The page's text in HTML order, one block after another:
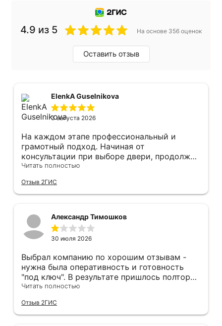
4.9 из 5 На основе 356 оценок
Оставить отзыв
ElenkA Guselnikova
3 августа 2026
На каждом этапе профессиональный и
грамотный подход. Начиная от
консультации при выборе двери, продолжая
оперативным замером, завершая быстрой и
оформление двери - отдельное спасибо!
Рекомендуем и планируем в дальнейшем, по
Читать полностью
Отзыв 2ГИС
Александр Тимошков
30 июля 2026
Выбрал компанию по хорошим отзывам -
нужна была оперативность и готовность
"под ключ". В результате пришлось полтора
часа потратить на уборку подъезда, так как
"утилизация старой двери" не входит
уборка выломанного деревянного косяка и
Читать полностью
Отзыв 2ГИС